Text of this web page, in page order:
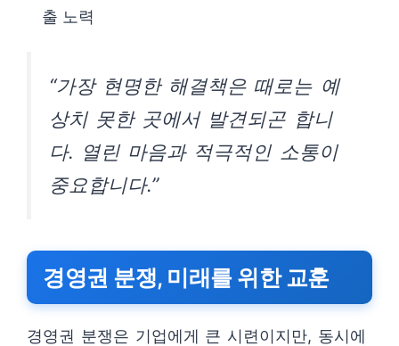
출 노력
“가장 현명한 해결책은 때로는 예
상치 못한 곳에서 발견되곤 합니
다. 열린 마음과 적극적인 소통이
중요합니다.”
경영권 분쟁, 미래를 위한 교훈
경영권 분쟁은 기업에게 큰 시련이지만, 동시에